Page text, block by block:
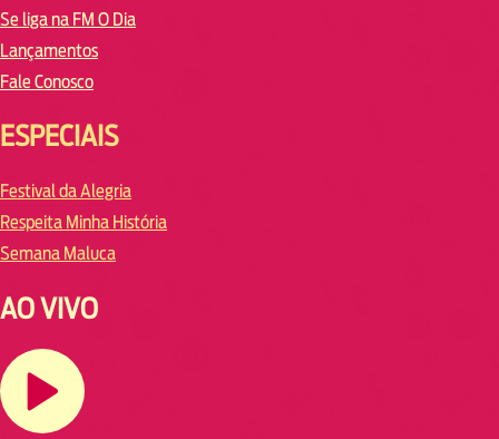
Se liga na FM O Dia
Lançamentos
Fale Conosco
ESPECIAIS
Festival da Alegria
Respeita Minha História
Semana Maluca
AO VIVO